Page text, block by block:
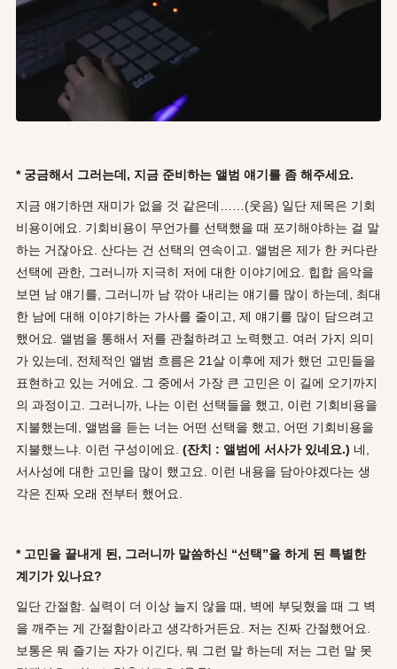
* 궁금해서 그러는데, 지금 준비하는 앨범 얘기를 좀 해주세요.
지금 얘기하면 재미가 없을 것 같은데……(웃음) 일단 제목은 기회
비용이에요. 기회비용이 무언가를 선택했을 때 포기해야하는 걸 말
하는 거잖아요. 산다는 건 선택의 연속이고. 앨범은 제가 한 커다란
선택에 관한, 그러니까 지극히 저에 대한 이야기에요. 힙합 음악을
보면 남 얘기를, 그러니까 남 깎아 내리는 얘기를 많이 하는데, 최대
한 남에 대해 이야기하는 가사를 줄이고, 제 얘기를 많이 담으려고
했어요. 앨범을 통해서 저를 관철하려고 노력했고. 여러 가지 의미
가 있는데, 전체적인 앨범 흐름은 21살 이후에 제가 했던 고민들을
표현하고 있는 거에요. 그 중에서 가장 큰 고민은 이 길에 오기까지
의 과정이고. 그러니까, 나는 이런 선택들을 했고, 이런 기회비용을
지불했는데, 앨범을 듣는 너는 어떤 선택을 했고, 어떤 기회비용을
지불했느냐. 이런 구성이에요. (잔치 : 앨범에 서사가 있네요.) 네,
서사성에 대한 고민을 많이 했고요. 이런 내용을 담아야겠다는 생
각은 진짜 오래 전부터 했어요.
* 고민을 끝내게 된, 그러니까 말씀하신 “선택”을 하게 된 특별한
계기가 있나요?
일단 간절함. 실력이 더 이상 늘지 않을 때, 벽에 부딪혔을 때 그 벽
을 깨주는 게 간절함이라고 생각하거든요. 저는 진짜 간절했어요.
보통은 뭐 즐기는 자가 이긴다, 뭐 그런 말 하는데 저는 그런 말 못